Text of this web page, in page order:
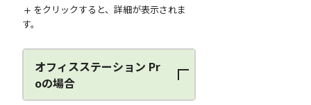
をクリックすると、詳細が表示されま
す。
オフィスステーション Pr
oの場合